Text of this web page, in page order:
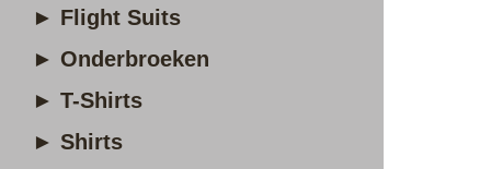
► Flight Suits
► Onderbroeken
► T-Shirts
► Shirts